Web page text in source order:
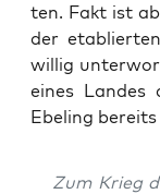
ten. Fakt ist
der
wil­lig
eines Lan­des
Ebe­l­ing
Zum Krieg